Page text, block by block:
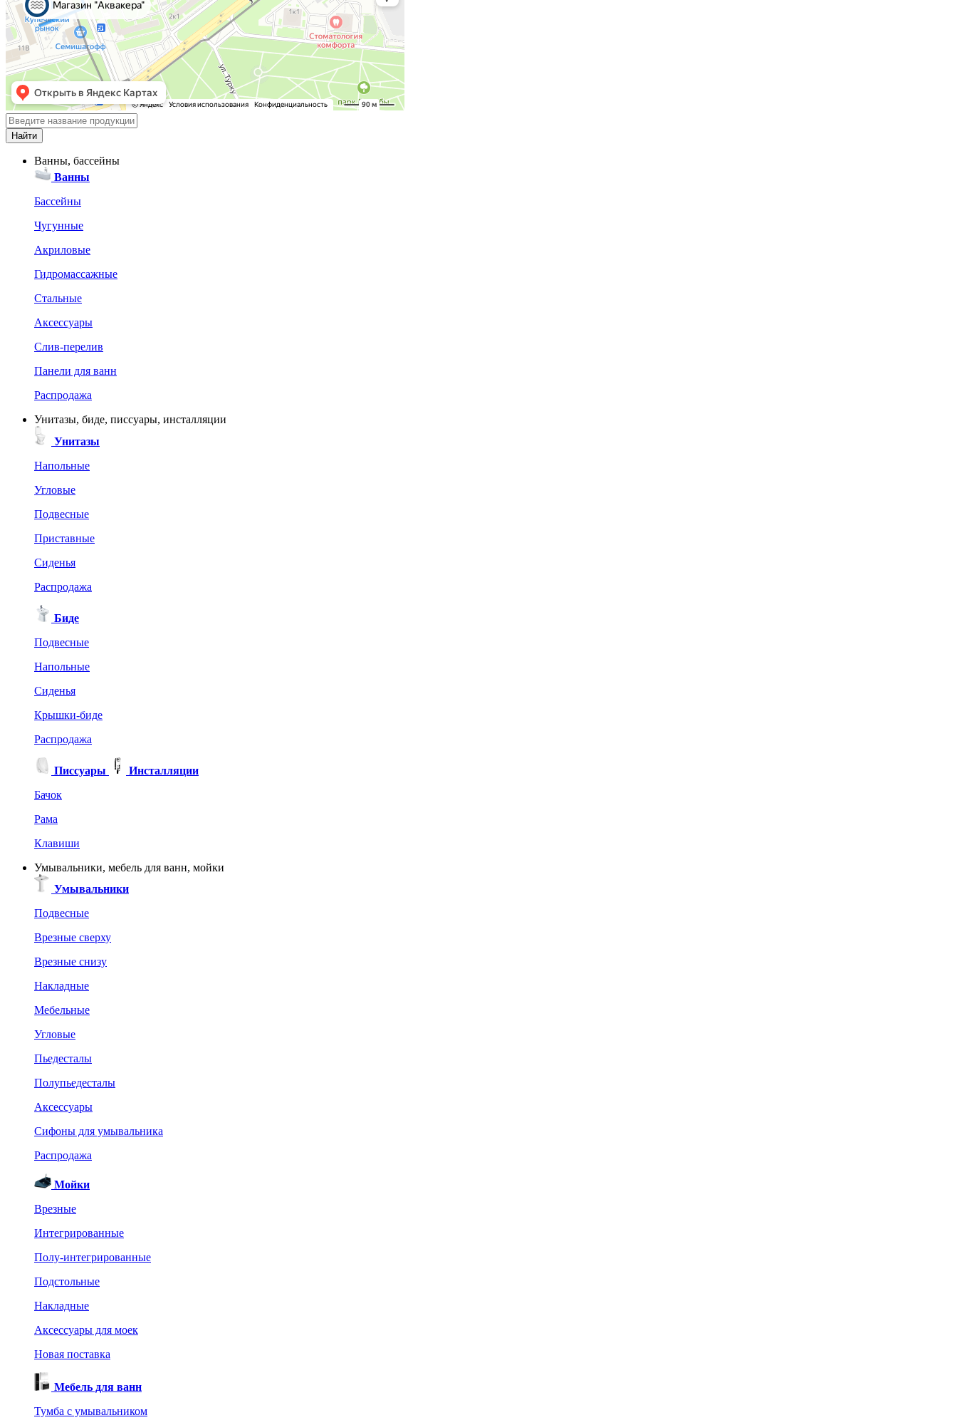
Ванны, бассейны
Ванны
Бассейны
Чугунные
Акриловые
Гидромассажные
Стальные
Аксессуары
Слив-перелив
Панели для ванн
Распродажа
Унитазы, биде, писсуары, инсталляции
Унитазы
Напольные
Угловые
Подвесные
Приставные
Сиденья
Распродажа
Биде
Подвесные
Напольные
Сиденья
Крышки-биде
Распродажа
Писсуары
Инсталляции
Бачок
Рама
Клавиши
Умывальники, мебель для ванн, мойки
Умывальники
Подвесные
Врезные сверху
Врезные снизу
Накладные
Мебельные
Угловые
Пьедесталы
Полупьедесталы
Аксессуары
Сифоны для умывальника
Распродажа
Мойки
Врезные
Интегрированные
Полу-интегрированные
Подстольные
Накладные
Аксессуары для моек
Новая поставка
Мебель для ванн
Тумба с умывальником